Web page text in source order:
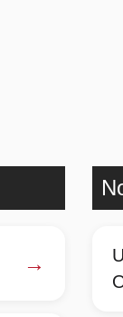
→